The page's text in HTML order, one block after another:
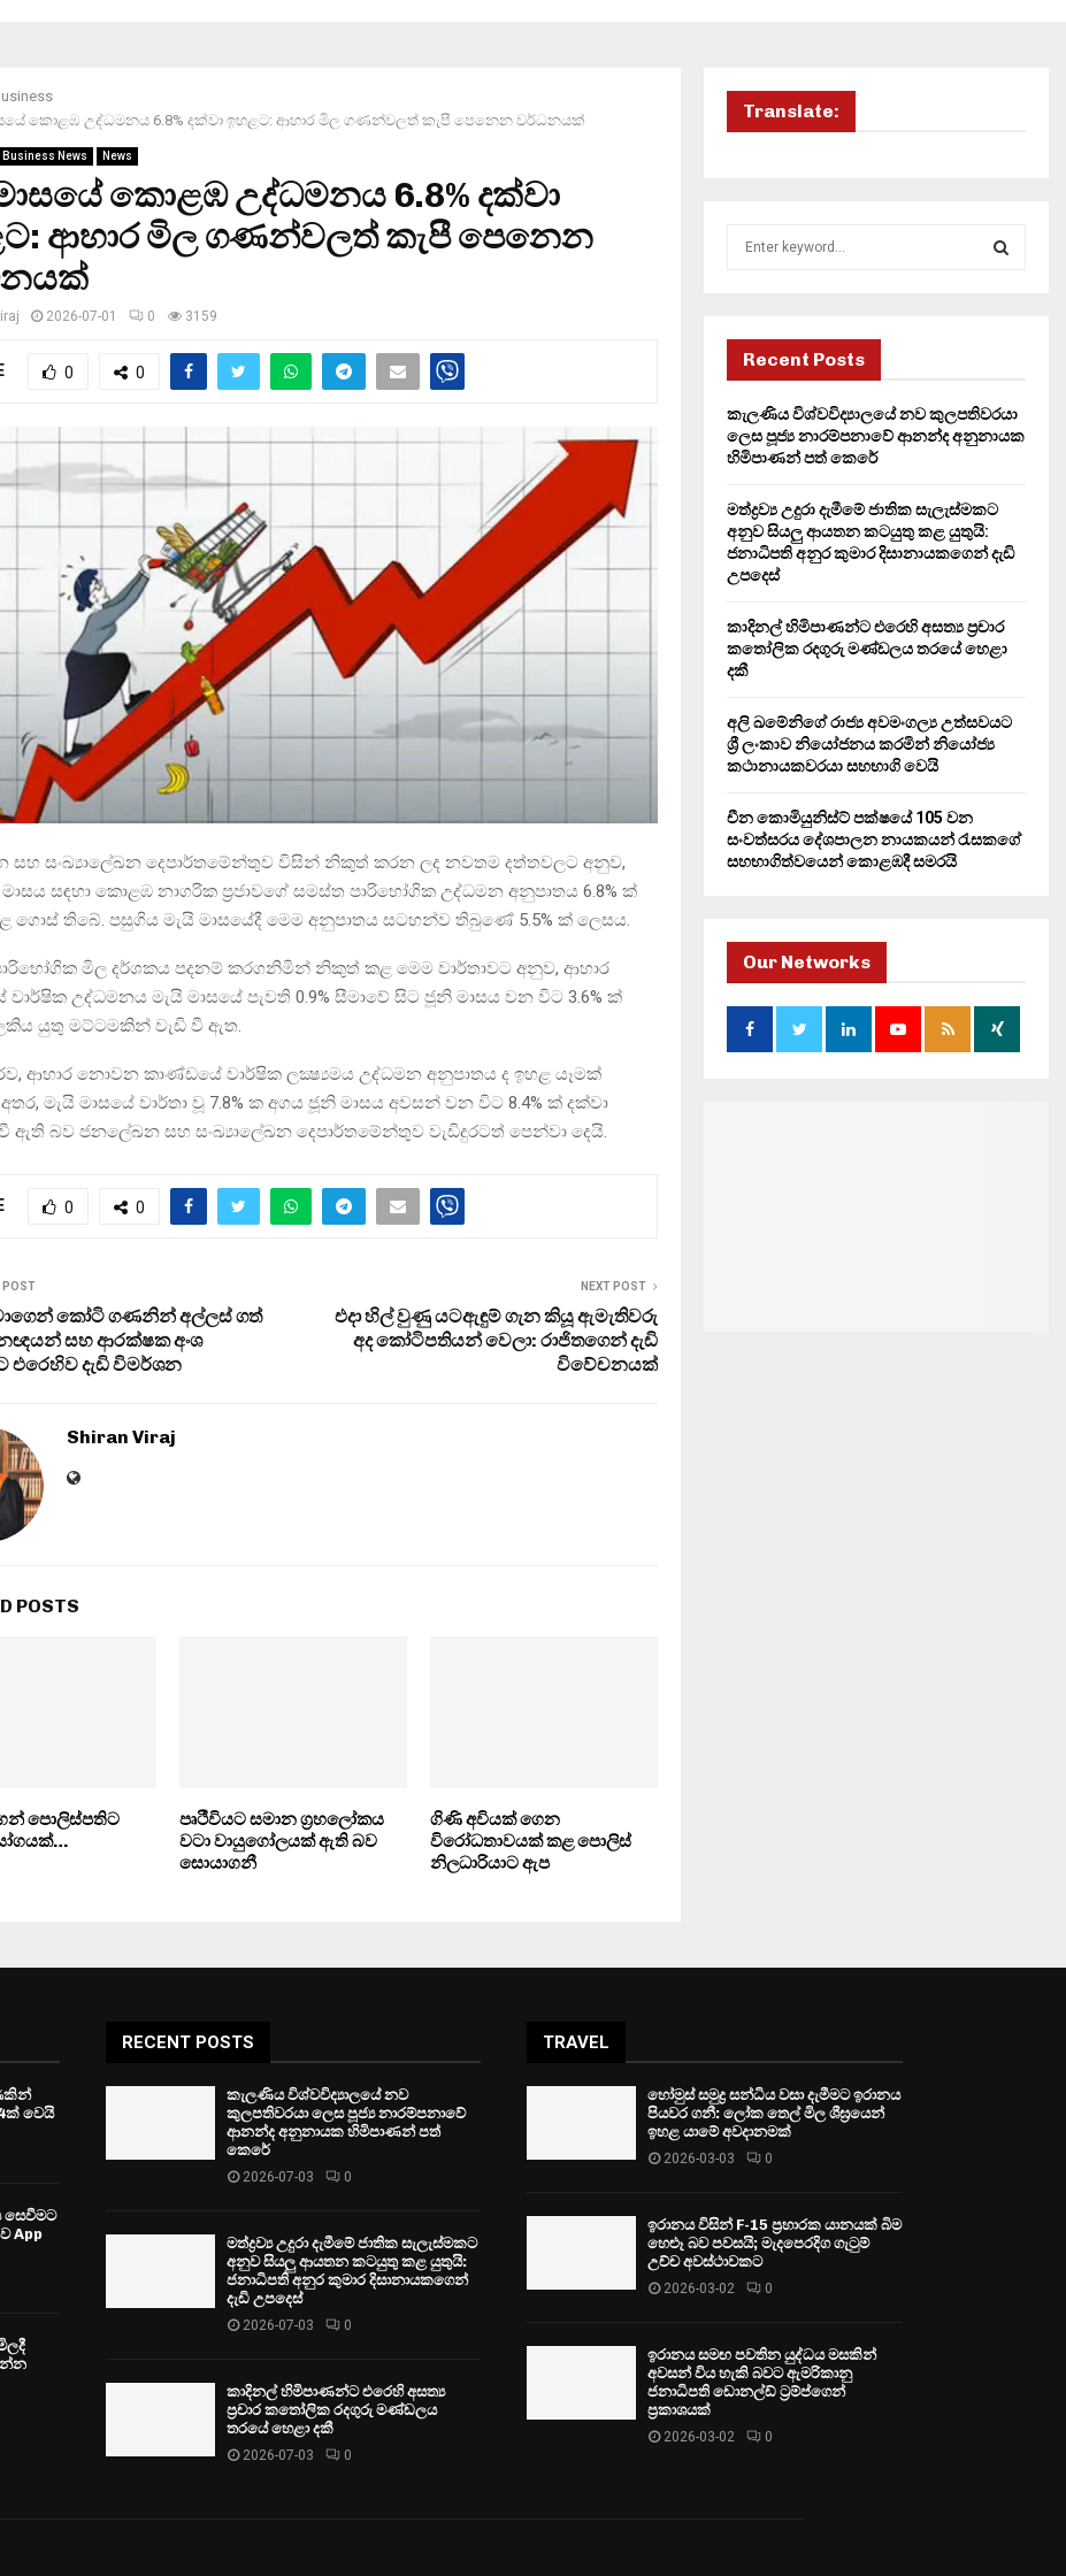
කොළඹ උද්ධමනය 6.8% දක්වා ඉහළට: ආහාර මිල ගණන්වලත් කැපී පෙනෙන වර්ධනයක්
Business News News
කොළඹ උද්ධමනය 6.8% දක්වා
ආහාර මිල ගණන්වලත් කැපී පෙනෙන
2026-07-01 0 3159
0 0
සහ සංඛ්‍යාලේඛන දෙපාර්තමේන්තුව විසින් නිකුත් කරන ලද නවතම දත්තවලට අනුව,
මාසය සඳහා කොළඹ නාගරික ප්‍රජාවගේ සමස්ත පාරිභෝගික උද්ධමන අනුපාතය 6.8% ක්
ගොස් තිබේ. පසුගිය මැයි මාසයේදී මෙම අනුපාතය සටහන්ව තිබුණේ 5.5% ක් ලෙසය.
මිල දර්ශකය පදනම් කරගනිමින් නිකුත් කළ මෙම වාර්තාවට අනුව, ආහාර
උද්ධමනය මැයි මාසයේ පැවති 0.9% සීමාවේ සිට ජූනි මාසය වන විට 3.6% ක්
යුතු මට්ටමකින් වැඩි වී ඇත.
ආහාර නොවන කාණ්ඩයේ වාර්ෂික ලක්‍ෂ්‍යමය උද්ධමන අනුපාතය ද ඉහළ යෑමක්
මැයි මාසයේ වාර්තා වූ 7.8% ක අගය ජූනි මාසය අවසන් වන විට 8.4% ක් දක්වා
ඇති බව ජනලේඛන සහ සංඛ්‍යාලේඛන දෙපාර්තමේන්තුව වැඩිදුරටත් පෙන්වා දෙයි.
0 0
POST
කෝටි ගණනින් අල්ලස් ගත්
සහ ආරක්ෂක අංශ
එරෙහිව දැඩි විමර්ශන
NEXT POST
එදා හිල් වුණු යටඇඳුම් ගැන කියූ ඇමැතිවරු
අද කෝටිපතියන් වෙලා: රාජිතගෙන් දැඩි
විවේචනයක්
Shiran Viraj
POSTS
පොලිස්පතිට
පෘථීවියට සමාන ග්‍රහලෝකය
වටා වායුගෝලයක් ඇති බව
සොයාගනී
ගිණි අවියක් ගෙන
විරෝධතාවයක් කළ පොලිස්
නිලධාරියාට ඇප
Translate:
f
r
:
R
Recent Posts
කැලණිය විශ්වවිද්‍යාලයේ නව කුලපතිවරයා
ලෙස පූජ්‍ය නාරම්පනාවේ ආනන්ද අනුනායක
හිමිපාණන් පත් කෙරේ
මත්ද්‍රව්‍ය උදුරා දැමීමේ ජාතික සැලැස්මකට
අනුව සියලු ආයතන කටයුතු කළ යුතුයි:
ජනාධිපති අනුර කුමාර දිසානායකගෙන් දැඩි
උපදෙස්
කාදිනල් හිමිපාණන්ට එරෙහි අසත්‍ය ප්‍රචාර
කතෝලික රදගුරු මණ්ඩලය තරයේ හෙළා
දකී
අලි ඛමේනිගේ රාජ්‍ය අවමංගල්‍ය උත්සවයට
ශ්‍රී ලංකාව නියෝජනය කරමින් නියෝජ්‍ය
කථානායකවරයා සහභාගි වෙයි
චීන කොමියුනිස්ට් පක්ෂයේ 105 වන
සංවත්සරය දේශපාලන නායකයන් රැසකගේ
සහභාගිත්වයෙන් කොළඹදී සමරයි
Our Networks
වෙයි
සෙවීමට
App
RECENT POSTS
කැලණිය විශ්වවිද්‍යාලයේ නව
කුලපතිවරයා ලෙස පූජ්‍ය නාරම්පනාවේ
ආනන්ද අනුනායක හිමිපාණන් පත්
කෙරේ
2026-07-03 0
මත්ද්‍රව්‍ය උදුරා දැමීමේ ජාතික සැලැස්මකට
අනුව සියලු ආයතන කටයුතු කළ යුතුයි:
ජනාධිපති අනුර කුමාර දිසානායකගෙන්
දැඩි උපදෙස්
2026-07-03 0
කාදිනල් හිමිපාණන්ට එරෙහි අසත්‍ය
ප්‍රචාර කතෝලික රදගුරු මණ්ඩලය
තරයේ හෙළා දකී
2026-07-03 0
TRAVEL
හෝමුස් සමුද්‍ර සන්ධිය වසා දැමීමට ඉරානය
පියවර ගනී: ලෝක තෙල් මිල ශීඝ්‍රයෙන්
ඉහළ යාමේ අවදානමක්
2026-03-03 0
ඉරානය විසින් F-15 ප්‍රහාරක යානයක් බිම
හෙළූ බව පවසයි; මැදපෙරදිග ගැටුම්
උච්ච අවස්ථාවකට
2026-03-02 0
ඉරානය සමඟ පවතින යුද්ධය මසකින්
අවසන් විය හැකි බවට ඇමරිකානු
ජනාධිපති ඩොනල්ඩ් ට්‍රම්ප්ගෙන්
ප්‍රකාශයක්
2026-03-02 0